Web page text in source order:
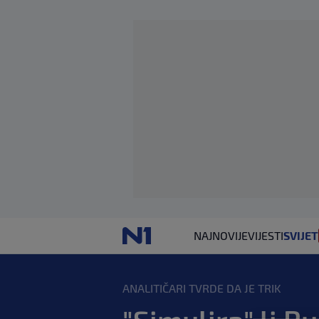
NAJNOVIJEVIJESTISVIJET
ANALITIČARI TVRDE DA JE TRIK